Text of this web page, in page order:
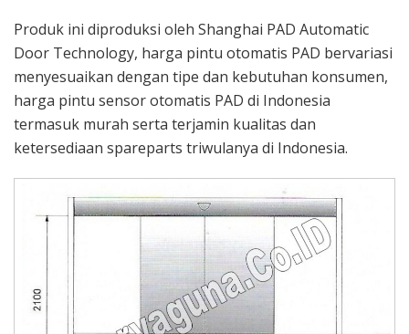
Produk ini diproduksi oleh Shanghai PAD Automatic
Door Technology, harga pintu otomatis PAD bervariasi
menyesuaikan dengan tipe dan kebutuhan konsumen,
harga pintu sensor otomatis PAD di Indonesia
termasuk murah serta terjamin kualitas dan
ketersediaan spareparts triwulanya di Indonesia.